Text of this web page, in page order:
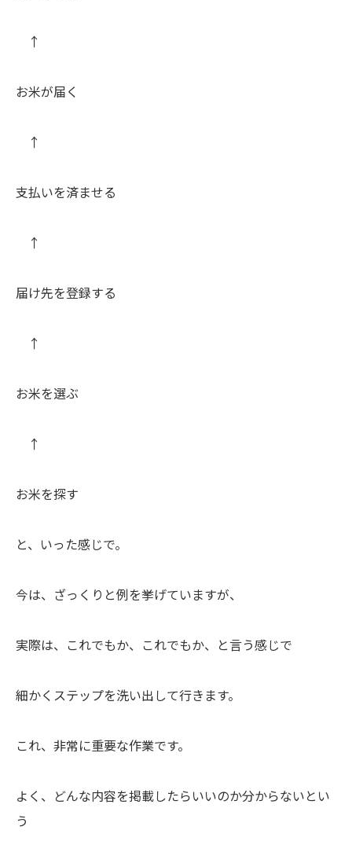
↑
お米が届く
↑
支払いを済ませる
↑
届け先を登録する
↑
お米を選ぶ
↑
お米を探す
と、いった感じで。
今は、ざっくりと例を挙げていますが、
実際は、これでもか、これでもか、と言う感じで
細かくステップを洗い出して行きます。
これ、非常に重要な作業です。
よく、どんな内容を掲載したらいいのか分からないとい
う